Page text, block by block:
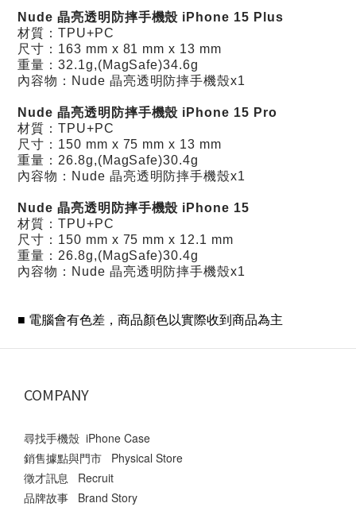
Nude 晶亮透明防摔手機殼 iPhone 15 Plus
材質：TPU+PC
尺寸：163 mm x 81 mm x 13 mm
重量：32.1g,(MagSafe)34.6g
內容物：Nude 晶亮透明防摔手機殼x1
Nude 晶亮透明防摔手機殼 iPhone 15 Pro
材質：TPU+PC
尺寸：150 mm x 75 mm x 13 mm
重量：26.8g,(MagSafe)30.4g
內容物：Nude 晶亮透明防摔手機殼x1
Nude 晶亮透明防摔手機殼 iPhone 15
材質：TPU+PC
尺寸：150 mm x 75 mm x 12.1 mm
重量：26.8g,(MagSafe)30.4g
內容物：Nude 晶亮透明防摔手機殼x1
■ 電腦會有色差，商品顏色以實際收到商品為主
COMPANY
尋找手機殼 iPhone Case
銷售據點與門市 Physical Store
徵才訊息 Recruit
品牌故事 Brand Story